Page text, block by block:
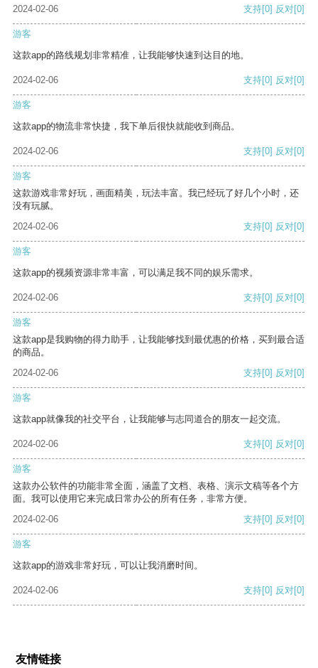
2024-02-06
支持[0] 反对[0]
游客
这款app的路线规划非常精准，让我能够快速到达目的地。
2024-02-06 支持[0] 反对[0]
游客
这款app的物流非常快捷，我下单后很快就能收到商品。
2024-02-06 支持[0] 反对[0]
游客
这款游戏非常好玩，画面精美，玩法丰富。我已经玩了好几个小时，还
没有玩腻。
2024-02-06
支持[0] 反对[0]
游客
这款app的视频资源非常丰富，可以满足我不同的娱乐需求。
2024-02-06 支持[0] 反对[0]
游客
这款app是我购物的得力助手，让我能够找到最优惠的价格，买到最合适
的商品。
2024-02-06
支持[0] 反对[0]
游客
这款app就像我的社交平台，让我能够与志同道合的朋友一起交流。
2024-02-06 支持[0] 反对[0]
游客
这款办公软件的功能非常全面，涵盖了文档、表格、演示文稿等各个方
面。我可以使用它来完成日常办公的所有任务，非常方便。
2024-02-06
支持[0] 反对[0]
游客
这款app的游戏非常好玩，可以让我消磨时间。
2024-02-06 支持[0] 反对[0]
友情链接